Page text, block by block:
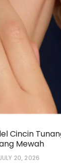
Cincin
Mewah
20, 2026